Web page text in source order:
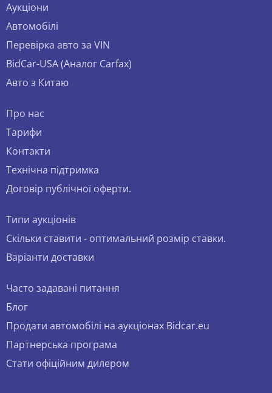
Аукціони
Автомобілі
Перевірка авто за VIN
BidCar-USA (Аналог Carfax)
Авто з Китаю
Про нас
Тарифи
Контакти
Технічна підтримка
Договір публічної оферти.
Типи аукціонів
Скільки ставити - оптимальний розмір ставки.
Варіанти доставки
Часто задавані питання
Блог
Продати автомобілі на аукціонах Bidcar.eu
Партнерська програма
Стати офіційним дилером